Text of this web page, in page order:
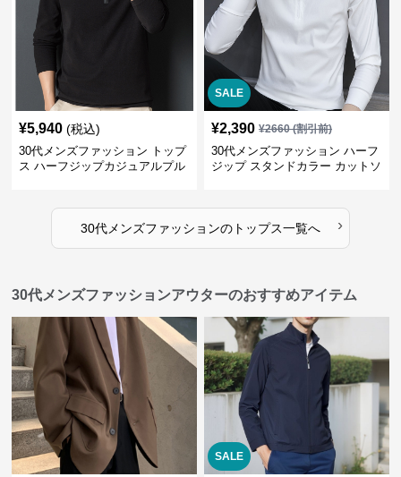
¥5,940 (税込)
30代メンズファッション トップ
ス ハーフジップカジュアルプル
SALE
¥2,390 ¥2660(割引前)
30代メンズファッション ハーフ
ジップ スタンドカラー カットソ
30代メンズファッションのトップス一覧へ ›
30代メンズファッションアウターのおすすめアイテム
SALE